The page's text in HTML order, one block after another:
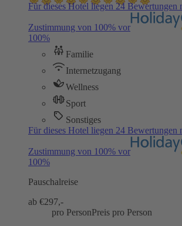
Für dieses Hotel liegen 24 Bewertungen
Zustimmung von 100% vor
100%
Familie
Internetzugang
Wellness
Sport
Sonstiges
Für dieses Hotel liegen 24 Bewertungen
Zustimmung von 100% vor
100%
Pauschalreise
ab €297,-
pro PersonPreis pro Person